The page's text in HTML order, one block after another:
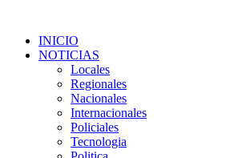
INICIO
NOTICIAS
Locales
Regionales
Nacionales
Internacionales
Policiales
Tecnologia